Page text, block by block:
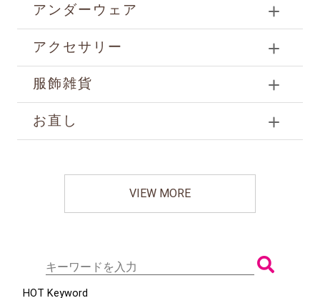
アンダーウェア
アクセサリー
服飾雑貨
お直し
VIEW MORE
HOT Keyword